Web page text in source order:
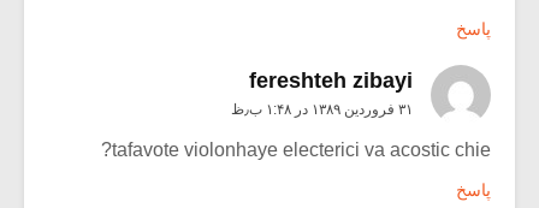
پاسخ
fereshteh zibayi
۳۱ فروردین ۱۳۸۹ در ۱:۴۸ ب٫ظ
tafavote violonhaye electerici va acostic chie?
پاسخ